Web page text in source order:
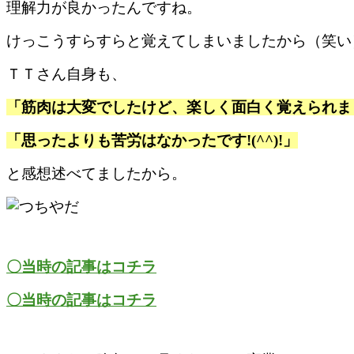
理解力が良かったんですね。
けっこうすらすらと覚えてしまいましたから（笑い
ＴＴさん自身も、
「筋肉は大変でしたけど、楽しく面白く覚えられま
「思ったよりも苦労はなかったです!(^^)!」
と感想述べてましたから。
〇当時の記事はコチラ
〇当時の記事はコチラ